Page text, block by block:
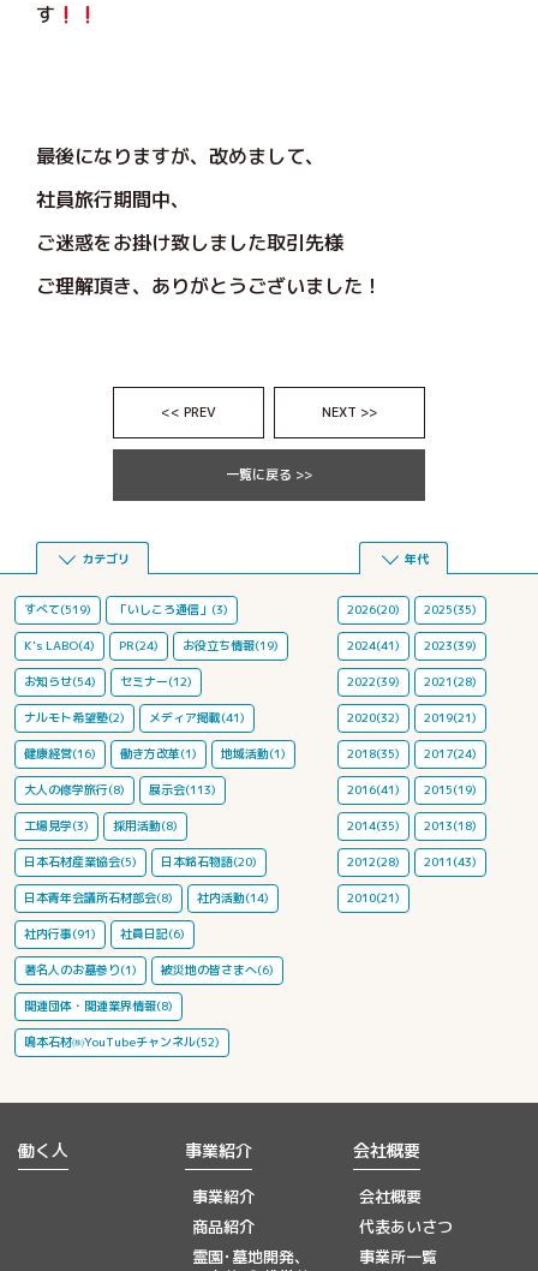
す
最後になりますが、改めまして、
社員旅行期間中、
ご迷惑をお掛け致しました取引先様
ご理解頂き、ありがとうございました！
<< PREV NEXT >>
一覧に戻る >>
カテゴリ
すべて(519) 「いしころ通信」(3)
K's LABO(4) PR(24) お役立ち情報(19)
お知らせ(54) セミナー(12)
ナルモト希望塾(2) メディア掲載(41)
健康経営(16) 働き方改革(1) 地域活動(1)
大人の修学旅行(8) 展示会(113)
工場見学(3) 採用活動(8)
日本石材産業協会(5) 日本銘石物語(20)
日本青年会議所石材部会(8) 社内活動(14)
社内行事(91) 社員日記(6)
著名人のお墓参り(1) 被災地の皆さまへ(6)
関連団体・関連業界情報(8)
鳴本石材㈱YouTubeチャンネル(52)
年代
2026(20) 2025(35)
2024(41) 2023(39)
2022(39) 2021(28)
2020(32) 2019(21)
2018(35) 2017(24)
2016(41) 2015(19)
2014(35) 2013(18)
2012(28) 2011(43)
2010(21)
働く人 事業紹介
事業紹介
商品紹介
霊園･墓地開発、
会社概要
会社概要
代表あいさつ
事業所一覧